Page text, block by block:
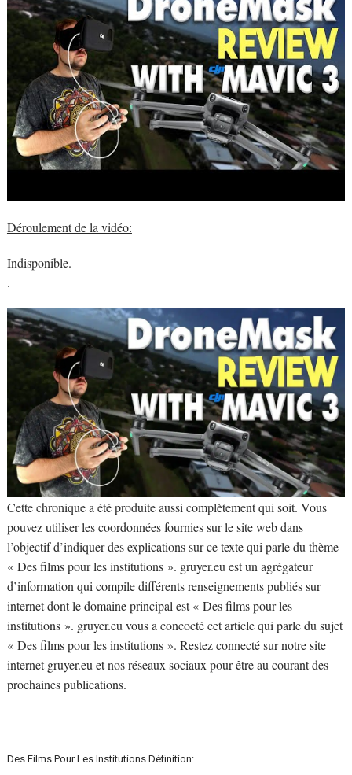
Déroulement de la vidéo:
Indisponible.
.
Cette chronique a été produite aussi complètement qui soit. Vous
pouvez utiliser les coordonnées fournies sur le site web dans
l’objectif d’indiquer des explications sur ce texte qui parle du thème
« Des films pour les institutions ». gruyer.eu est un agrégateur
d’information qui compile différents renseignements publiés sur
internet dont le domaine principal est « Des films pour les
institutions ». gruyer.eu vous a concocté cet article qui parle du sujet
« Des films pour les institutions ». Restez connecté sur notre site
internet gruyer.eu et nos réseaux sociaux pour être au courant des
prochaines publications.
Des Films Pour Les Institutions Définition: